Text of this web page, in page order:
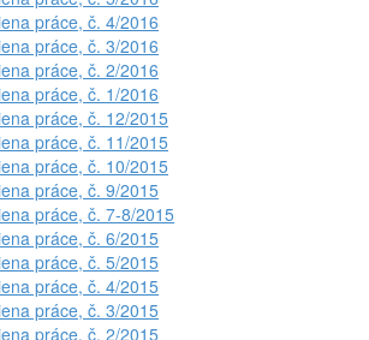
práce, č. 4/2016
práce, č. 3/2016
práce, č. 2/2016
práce, č. 1/2016
práce, č. 12/2015
práce, č. 11/2015
práce, č. 10/2015
práce, č. 9/2015
práce, č. 7-8/2015
práce, č. 6/2015
práce, č. 5/2015
práce, č. 4/2015
práce, č. 3/2015
práce, č. 2/2015